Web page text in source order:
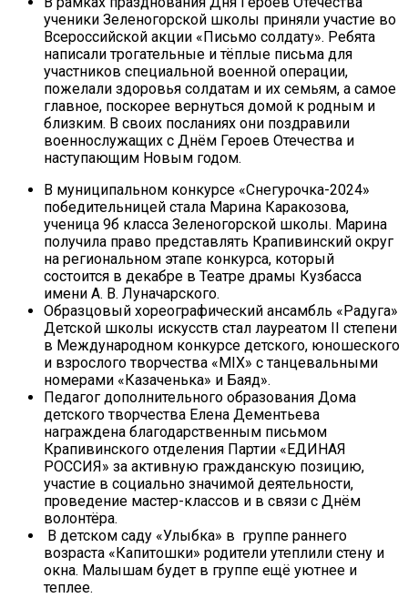
ученики Зеленогорской школы приняли участие во
Всероссийской акции «Письмо солдату». Ребята
написали трогательные и тёплые письма для
участников специальной военной операции,
пожелали здоровья солдатам и их семьям, а самое
главное, поскорее вернуться домой к родным и
близким. В своих посланиях они поздравили
военнослужащих с Днём Героев Отечества и
наступающим Новым годом.
В муниципальном конкурсе «Снегурочка-2024»
победительницей стала Марина Каракозова,
ученица 9б класса Зеленогорской школы. Марина
получила право представлять Крапивинский округ
на региональном этапе конкурса, который
состоится в декабре в Театре драмы Кузбасса
имени А. В. Луначарского.
Образцовый хореографический ансамбль «Радуга»
Детской школы искусств стал лауреатом II степени
в Международном конкурсе детского, юношеского
и взрослого творчества «MIX» с танцевальными
номерами «Казаченька» и Баяд».
Педагог дополнительного образования Дома
детского творчества Елена Дементьева
награждена благодарственным письмом
Крапивинского отделения Партии «ЕДИНАЯ
РОССИЯ» за активную гражданскую позицию,
участие в социально значимой деятельности,
проведение мастер-классов и в связи с Днём
волонтёра.
В детском саду «Улыбка» в группе раннего
возраста «Капитошки» родители утеплили стену и
окна. Малышам будет в группе ещё уютнее и
теплее.